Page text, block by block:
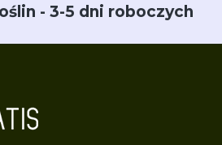
- 3-5 dni roboczych